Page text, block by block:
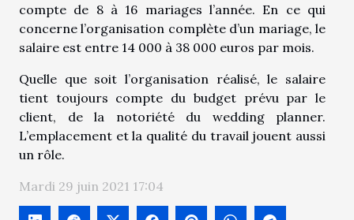
compte de 8 à 16 mariages l’année. En ce qui
concerne l’organisation complète d’un mariage, le
salaire est entre 14 000 à 38 000 euros par mois.
Quelle que soit l’organisation réalisé, le salaire
tient toujours compte du budget prévu par le
client, de la notoriété du wedding planner.
L’emplacement et la qualité du travail jouent aussi
un rôle.
Mardi 29 juin 2021 17:04